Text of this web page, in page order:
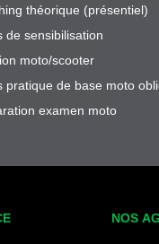
théorique (présentiel)
de sensibilisation
moto/scooter
pratique de base moto
examen moto
NOS